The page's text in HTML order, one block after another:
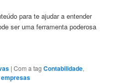
para te ajudar a entender
ser uma ferramenta poderosa
|Com a tagContabilidade,